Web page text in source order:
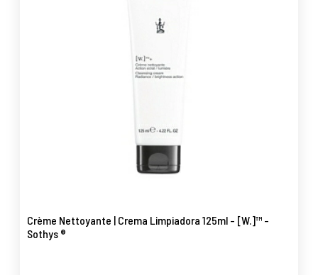
Crème Nettoyante | Crema Limpiadora 125ml - [W.]™ -
Sothys ®